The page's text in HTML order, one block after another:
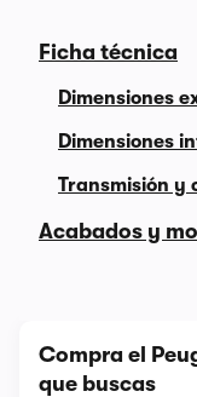
Ficha técnica
Dimensiones
Dimensiones
Transmisión y
Acabados y
Compra el
que buscas